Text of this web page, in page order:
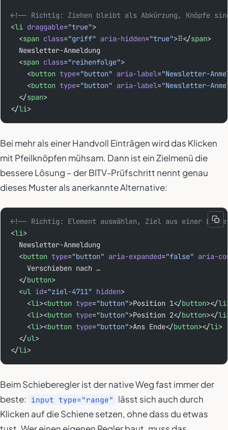
<!-- Richtig: Ziehen bleibt als Abkürzung, Knöpfe
<li draggable="true">
  <
span class="griff" aria-hidden="true">⠿</span>
  Newsletter-Anmeldung
  <
span class="reihenfolge">
    <
button type="button" aria-label="Newsletter-
    <
button type="button" aria-label="Newsletter-
  </
span>
</li>
Bei mehr als einer Handvoll Einträgen wird das Klicken
mit Pfeilknöpfen mühsam. Dann ist ein Zielmenü die
bessere Lösung – der BITV-Prüfschritt nennt genau
dieses Muster als anerkannte Alternative:
<!-- Richtig: Element auswählen, Ziel aus einer Liste
<li>
  Newsletter-Anmeldung
  <
button type="button" aria-expanded="false" aria-
    Verschieben nach …
  </
button>
  <
ul id="ziel-4711" hidden>
    <
li><button type="button">Position 1</button></li
    <
li><button type="button">Position 2</button></li
    <
li><button type="button">Ans Ende</button></li>
  </
ul>
</li>
Beim Schieberegler ist der native Weg fast immer der
beste: input type="range"
lässt sich auch durch
Klicken auf die Schiene setzen, ohne dass du etwas